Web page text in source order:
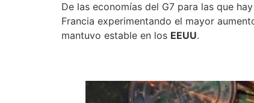
De las economías del G7 para las que
Francia experimentando el mayor
mantuvo estable en los EEUU.